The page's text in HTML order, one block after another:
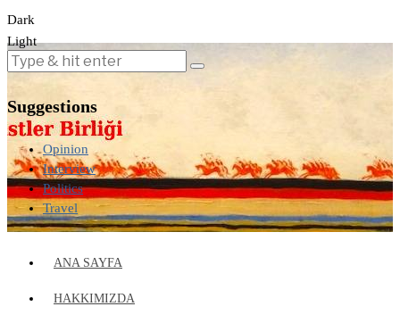
Dark
Light
Suggestions
Opinion
Interview
Politics
Travel
ANA SAYFA
HAKKIMIZDA